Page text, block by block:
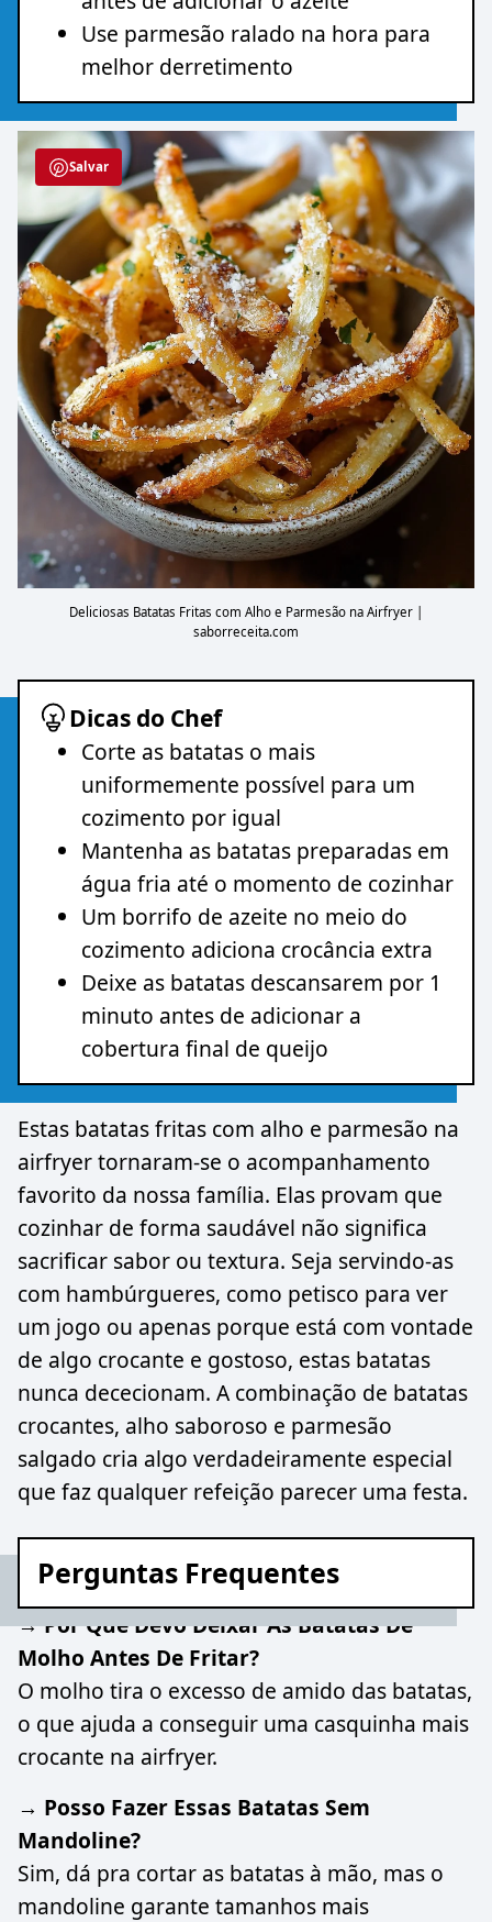
Use parmesão ralado na hora para
melhor derretimento
Salvar
Deliciosas Batatas Fritas com Alho e Parmesão na Airfryer |
saborreceita.com
Dicas do Chef
Corte as batatas o mais
uniformemente possível para um
cozimento por igual
Mantenha as batatas preparadas em
água fria até o momento de cozinhar
Um borrifo de azeite no meio do
cozimento adiciona crocância extra
Deixe as batatas descansarem por 1
minuto antes de adicionar a
cobertura final de queijo
Estas batatas fritas com alho e parmesão na
airfryer tornaram-se o acompanhamento
favorito da nossa família. Elas provam que
cozinhar de forma saudável não significa
sacrificar sabor ou textura. Seja servindo-as
com hambúrgueres, como petisco para ver
um jogo ou apenas porque está com vontade
de algo crocante e gostoso, estas batatas
nunca dececionam. A combinação de batatas
crocantes, alho saboroso e parmesão
salgado cria algo verdadeiramente especial
que faz qualquer refeição parecer uma festa.
Perguntas Frequentes
→ Por Que Devo Deixar As Batatas De
Molho Antes De Fritar?
O molho tira o excesso de amido das batatas,
o que ajuda a conseguir uma casquinha mais
crocante na airfryer.
→ Posso Fazer Essas Batatas Sem
Mandoline?
Sim, dá pra cortar as batatas à mão, mas o
mandoline garante tamanhos mais